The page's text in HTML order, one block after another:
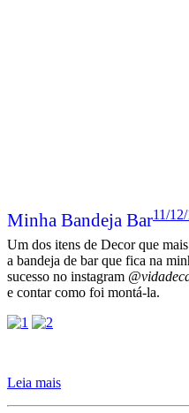
Minha Bandeja Bar11/
Um dos itens de Decor que
a bandeja de bar que fica na
sucesso no instagram
e contar como foi montá-la.
Leia mais